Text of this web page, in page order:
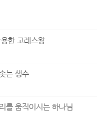
한 고레스왕
는 생수
를 움직이시는 하나님